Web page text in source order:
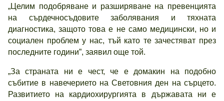
„Целим подобряване и разширяване на превенцията
на сърдечносъдовите заболявания и тяхната
диагностика, защото това е не само медицински, но и
социален проблем у нас, тъй като те зачестяват през
последните години”, заявил още той.
„За страната ни е чест, че е домакин на подобно
събитие в навечерието на Световния ден на сърцето.
Развитието на кардиохирургията в държавата ни е